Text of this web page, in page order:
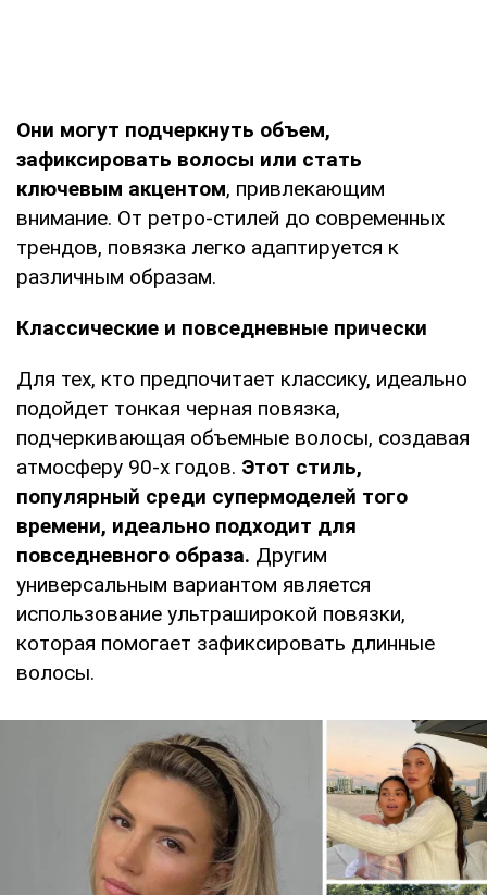
Они могут подчеркнуть объем,
зафиксировать волосы или стать
ключевым акцентом, привлекающим
внимание. От ретро-стилей до современных
трендов, повязка легко адаптируется к
различным образам.
Классические и повседневные прически
Для тех, кто предпочитает классику, идеально
подойдет тонкая черная повязка,
подчеркивающая объемные волосы, создавая
атмосферу 90-х годов. Этот стиль,
популярный среди супермоделей того
времени, идеально подходит для
повседневного образа. Другим
универсальным вариантом является
использование ультраширокой повязки,
которая помогает зафиксировать длинные
волосы.